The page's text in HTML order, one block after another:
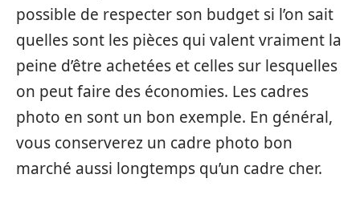
possible de respecter son budget si l’on sait
quelles sont les pièces qui valent vraiment la
peine d’être achetées et celles sur lesquelles
on peut faire des économies. Les cadres
photo en sont un bon exemple. En général,
vous conserverez un cadre photo bon
marché aussi longtemps qu’un cadre cher.